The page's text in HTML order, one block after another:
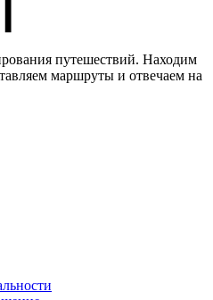
путешествий. Находим
маршруты и отвечаем на